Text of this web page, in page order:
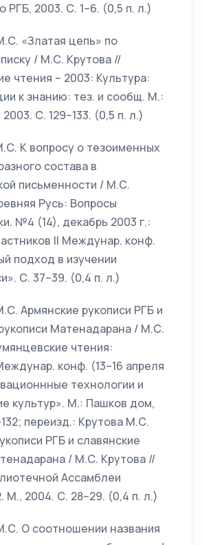
РГБ, 2003. С. 1–6. (0,5 п. л.)
«Златая цепь» по
/ М.С. Крутова //
чтения – 2003: Культура:
к знанию: тез. и сообщ. М.:
С. 129–133. (0,5 п. л.)
К вопросу о тезоименных
состава в
письменности / М.С.
Русь: Вопросы
№4 (14), декабрь 2003 г.:
II Междунар. конф.
подход в изучении
С. 37–39. (0,4 п. л.)
Армянские рукописи РГБ и
Матенадарана / М.С.
чтения:
конф. (13–16 апреля
технологии и
культур». М.: Пашков дом,
переизд.: Крутова М.С.
РГБ и славянские
/ М.С. Крутова //
Ассамблеи
М., 2004. С. 28–29. (0,4 п. л.)
О соотношении названия